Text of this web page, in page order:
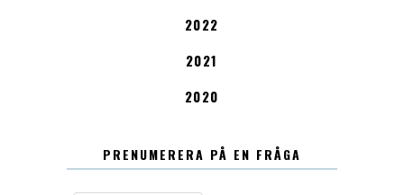
2022
2021
2020
PRENUMERERA PÅ EN FRÅGA